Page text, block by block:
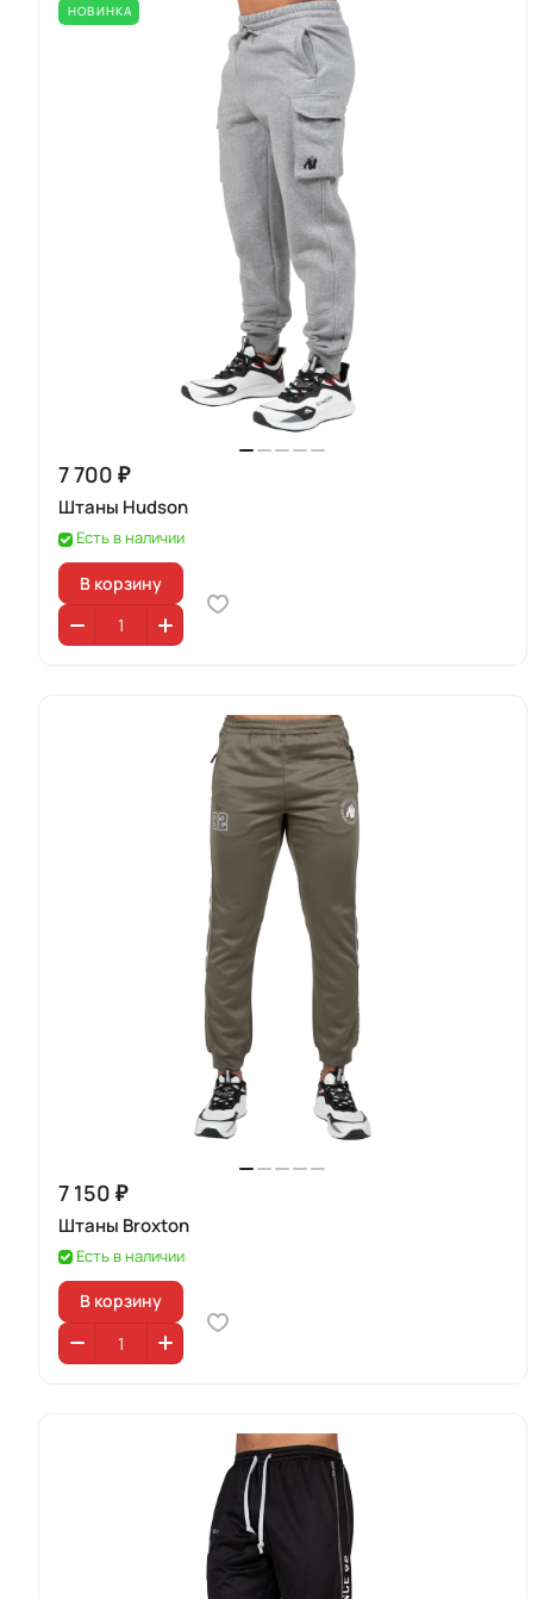
НОВИНКА
7 700 ₽
Штаны Hudson
Есть в наличии
В корзину
7 150 ₽
Штаны Broxton
Есть в наличии
В корзину